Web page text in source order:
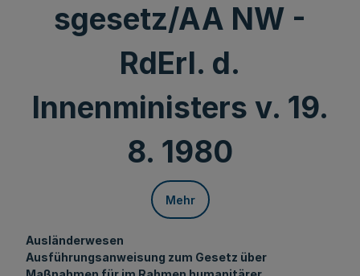
sgesetz/AA NW -
RdErl. d.
Innenministers v. 19.
8. 1980
Mehr
Ausländerwesen
Ausführungsanweisung zum Gesetz über